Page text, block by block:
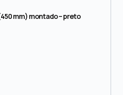
mm) montado – preto